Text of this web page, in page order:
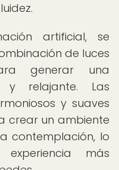
artificial, se
de luces
generar una
y relajante. Las
y suaves
crear un ambiente
contemplación, lo
más